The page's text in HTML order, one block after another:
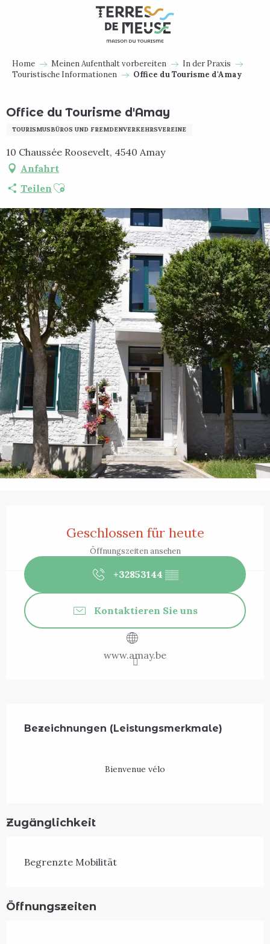
Home Meinen Aufenthalt vorbereiten
In der Praxis
Touristische Informationen
Office du Tourisme d'Amay
Office du Tourisme d'Amay
TOURISMUSBÜROS UND FREMDENVERKEHRSVEREINE
10 Chaussée Roosevelt, 4540 Amay
Anfahrt
Teilen Ajouter aux favoris
Geschlossen für heute
Öffnungszeiten ansehen
+32853144 ▒▒
Kontaktieren Sie uns
www.amay.be
Bezeichnungen (Leistungsmerkmale)
Bezeichnungen (Leistungsmerkmale)
Bienvenue vélo
Zugänglichkeit
Begrenzte Mobilität
Öffnungszeiten